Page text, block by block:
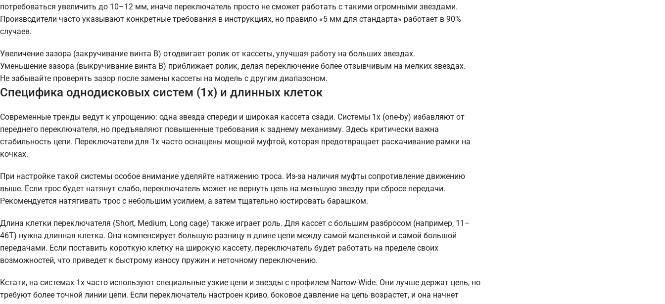
потребоваться увеличить до 10–12 мм, иначе переключатель просто не сможет работать с такими огромными звездами.
Производители часто указывают конкретные требования в инструкциях, но правило «5 мм для стандарта» работает в 90%
случаев.
Увеличение зазора (закручивание винта B) отодвигает ролик от кассеты, улучшая работу на больших звездах.
Уменьшение зазора (выкручивание винта B) приближает ролик, делая переключение более отзывчивым на мелких звездах.
Не забывайте проверять зазор после замены кассеты на модель с другим диапазоном.
Специфика однодисковых систем (1x) и длинных клеток
Современные тренды ведут к упрощению: одна звезда спереди и широкая кассета сзади. Системы 1x (one-by) избавляют от
переднего переключателя, но предъявляют повышенные требования к заднему механизму. Здесь критически важна
стабильность цепи. Переключатели для 1x часто оснащены мощной муфтой, которая предотвращает раскачивание рамки на
кочках.
При настройке такой системы особое внимание уделяйте натяжению троса. Из-за наличия муфты сопротивление движению
выше. Если трос будет натянут слабо, переключатель может не вернуть цепь на меньшую звезду при сбросе передачи.
Рекомендуется натягивать трос с небольшим усилием, а затем тщательно юстировать барашком.
Длина клетки переключателя (Short, Medium, Long cage) также играет роль. Для кассет с большим разбросом (например, 11–
46T) нужна длинная клетка. Она компенсирует большую разницу в длине цепи между самой маленькой и самой большой
передачами. Если поставить короткую клетку на широкую кассету, переключатель будет работать на пределе своих
возможностей, что приведет к быстрому износу пружин и неточному переключению.
Кстати, на системах 1x часто используют специальные узкие цепи и звезды с профилем Narrow-Wide. Они лучше держат цепь, но
требуют более точной линии цепи. Если переключатель настроен криво, боковое давление на цепь возрастет, и она начнет